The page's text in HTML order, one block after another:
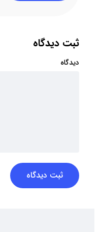
ثبت دیدگاه
دیدگاه
ثبت دیدگاه